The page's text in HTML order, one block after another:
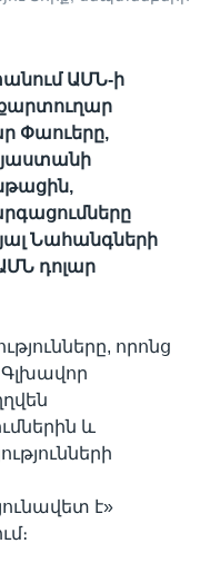
ԱՄՆ-ի
Փաուերը,
Նահանգների
դոլար
որոնց
և
է»